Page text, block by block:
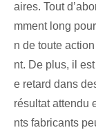
aires. Tout
mment long
n de toute
nt. De plus, il
e retard dans
résultat attendu
nts fabricants